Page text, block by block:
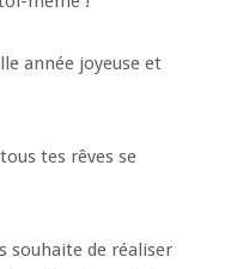
année joyeuse et
tes rêves se
souhaite de réaliser